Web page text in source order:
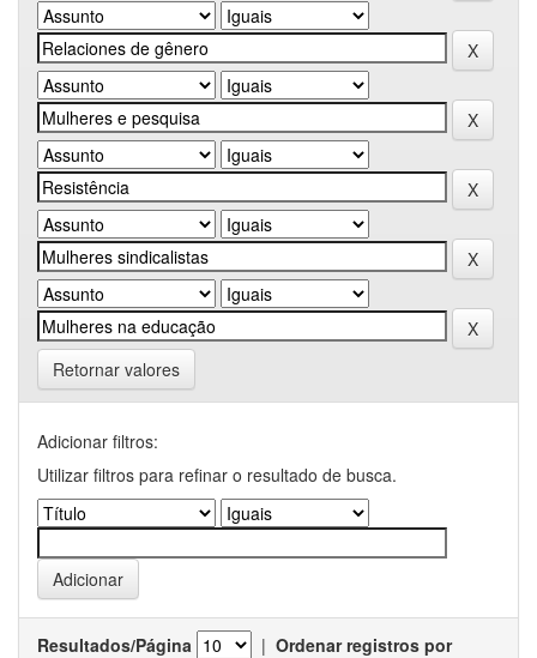
Retornar valores
Adicionar filtros:
Utilizar filtros para refinar o resultado de busca.
Resultados/Página | Ordenar registros por